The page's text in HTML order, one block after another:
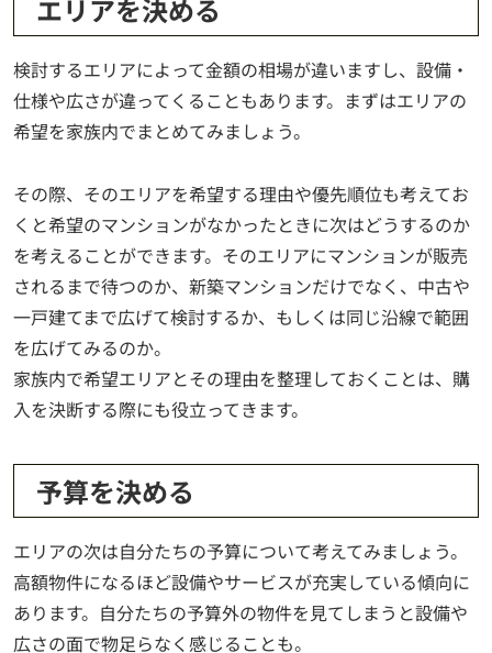
エリアを決める
検討するエリアによって金額の相場が違いますし、設備・
仕様や広さが違ってくることもあります。まずはエリアの
希望を家族内でまとめてみましょう。
その際、そのエリアを希望する理由や優先順位も考えてお
くと希望のマンションがなかったときに次はどうするのか
を考えることができます。そのエリアにマンションが販売
されるまで待つのか、新築マンションだけでなく、中古や
一戸建てまで広げて検討するか、もしくは同じ沿線で範囲
を広げてみるのか。
家族内で希望エリアとその理由を整理しておくことは、購
入を決断する際にも役立ってきます。
予算を決める
エリアの次は自分たちの予算について考えてみましょう。
高額物件になるほど設備やサービスが充実している傾向に
あります。自分たちの予算外の物件を見てしまうと設備や
広さの面で物足らなく感じることも。